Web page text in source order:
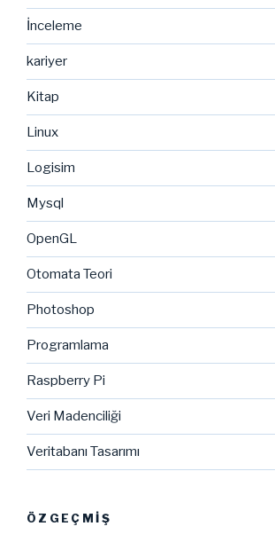
İnceleme
kariyer
Kitap
Linux
Logisim
Mysql
OpenGL
Otomata Teori
Photoshop
Programlama
Raspberry Pi
Veri Madenciliği
Veritabanı Tasarımı
ÖZGEÇMIŞ